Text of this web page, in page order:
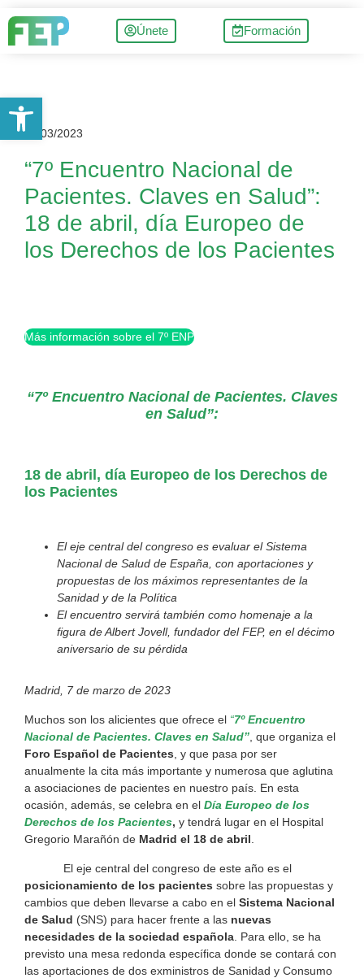
Únete Formación
07/03/2023
“7º Encuentro Nacional de
Pacientes. Claves en Salud”:
18 de abril, día Europeo de
los Derechos de los Pacientes
Más información sobre el 7º ENP
“7º Encuentro Nacional de Pacientes. Claves
en Salud”:
18 de abril, día Europeo de los Derechos de
los Pacientes
El eje central del congreso es evaluar el Sistema
Nacional de Salud de España, con aportaciones y
propuestas de los máximos representantes de la
Sanidad y de la Política
El encuentro servirá también como homenaje a la
figura de Albert Jovell, fundador del FEP, en el décimo
aniversario de su pérdida
Madrid, 7 de marzo de 2023
Muchos son los alicientes que ofrece el “7º Encuentro
Nacional de Pacientes. Claves en Salud” , que organiza el
Foro Español de Pacientes , y que pasa por ser
anualmente la cita más importante y numerosa que aglutina
a asociaciones de pacientes en nuestro país. En esta
ocasión, además, se celebra en el Día Europeo de los
Derechos de los Pacientes, y tendrá lugar en el Hospital
Gregorio Marañón de Madrid el 18 de abril
El eje central del congreso de este año es el
posicionamiento de los pacientes sobre las propuestas y
cambios que deben llevarse a cabo en el Sistema Nacional
de Salud (SNS) para hacer frente a las nuevas
necesidades de la sociedad española . Para ello, se ha
previsto una mesa redonda específica donde se contará con
las aportaciones de dos exministros de Sanidad y Consumo
Abrir barra de herramientas